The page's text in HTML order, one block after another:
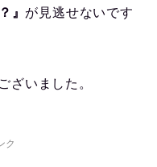
』 が見逃せないです
ざいました。
ク